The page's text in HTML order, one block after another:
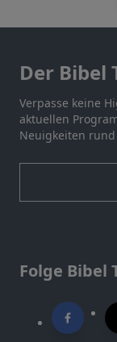
Der Bibel
Verpasse keine
aktuellen
Neuigkeiten
Folge Bibel